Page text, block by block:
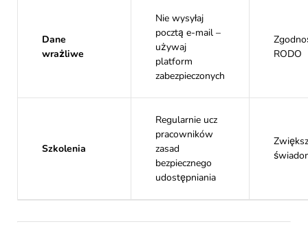
Dane
wrażliwe
Nie wysyłaj
pocztą e-mail –
używaj
platform
zabezpieczonych
RODO
Szkolenia
Regularnie ucz
pracowników
zasad
bezpiecznego
udostępniania